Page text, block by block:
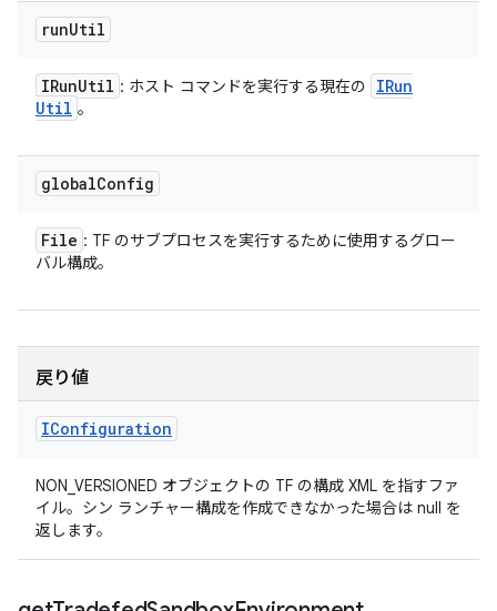
runUtil
IRunUtil : ホスト コマンドを実行する現在の
IRun
Util 。
globalConfig
File : TF のサブプロセスを実行するために使用するグロー
バル構成。
戻り値
IConfiguration
NON_VERSIONED オブジェクトの TF の構成 XML を指すファ
イル。シン ランチャー構成を作成できなかった場合は null を
返します。